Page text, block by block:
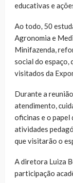
educativas e
Ao todo, 50
Agronomia e
Minifazenda,
social do espaço,
visitados da
Durante a
atendimento,
oficinas e o papel
atividades
que visitarão o
A diretora Luiza
participação